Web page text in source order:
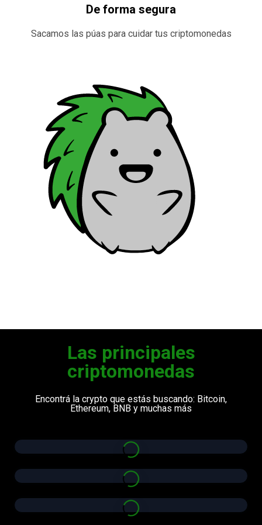
De forma segura
Sacamos las púas para cuidar tus criptomonedas
Las principales
criptomonedas
Encontrá la crypto que estás buscando: Bitcoin,
Ethereum, BNB y muchas más